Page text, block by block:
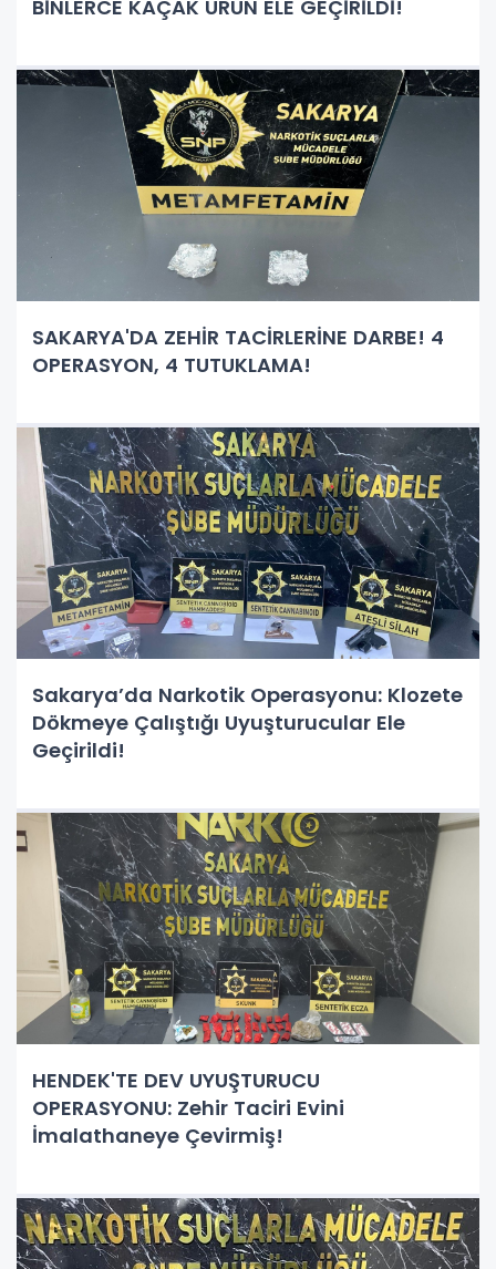
BİNLERCE KAÇAK ÜRÜN ELE GEÇİRİLDİ!
SAKARYA'DA ZEHİR TACİRLERİNE DARBE! 4
OPERASYON, 4 TUTUKLAMA!
Sakarya’da Narkotik Operasyonu: Klozete
Dökmeye Çalıştığı Uyuşturucular Ele
Geçirildi!
HENDEK'TE DEV UYUŞTURUCU
OPERASYONU: Zehir Taciri Evini
İmalathaneye Çevirmiş!